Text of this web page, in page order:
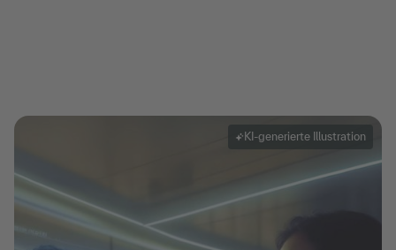
KI-generierte Illustration